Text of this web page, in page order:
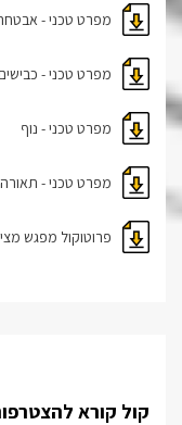
מפרט טכני -
מפרט טכני -
מפרט טכני - נוף
מפרט טכני - תאורה
פרוטוקול מפגש
קול קורא